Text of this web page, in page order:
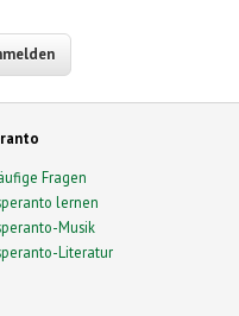
Fragen
lernen
Musik
Literatur